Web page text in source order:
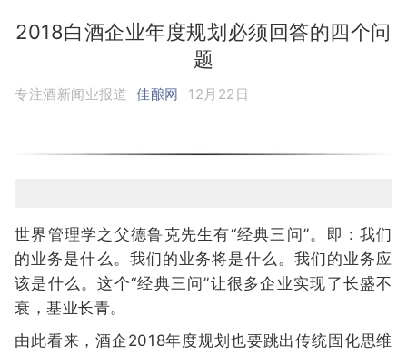
2018白酒企业年度规划必须回答的四个问
题
专注酒新闻业报道 佳酿网 12月22日
世界管理学之父德鲁克先生有“经典三问”。即：我们
的业务是什么。我们的业务将是什么。我们的业务应
该是什么。这个“经典三问”让很多企业实现了长盛不
衰，基业长青。
由此看来，酒企2018年度规划也要跳出传统固化思维